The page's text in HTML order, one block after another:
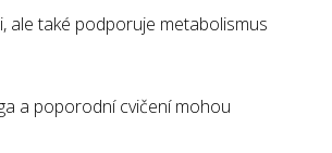
ale také podporuje metabolismus
a poporodní cvičení mohou